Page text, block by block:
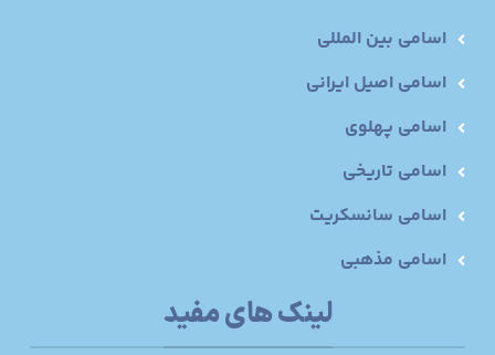
اسامی بین المللی
اسامی اصیل ایرانی
اسامی پهلوی
اسامی تاریخی
اسامی سانسکریت
اسامی مذهبی
لینک های مفید